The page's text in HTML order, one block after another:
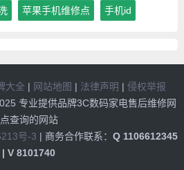
苹果手机维修点 手机id
大全| 网站地图 | 法律声明 | 侵权举报
专业提供品牌3C数码家电售后维修网
点查询的网站
号-3 | 商务合作联系： Q 1106612345
| V 8101740